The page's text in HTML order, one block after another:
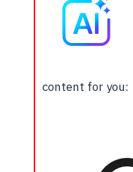
content for you: